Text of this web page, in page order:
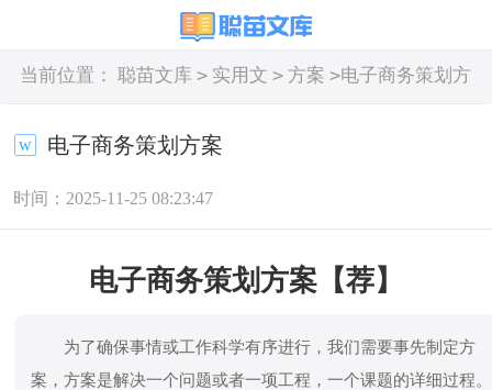
当前位置： 聪苗文库 > 实用文 > 方案 >电子商务策划方
电子商务策划方案
时间：2025-11-25 08:23:47
电子商务策划方案【荐】
为了确保事情或工作科学有序进行，我们需要事先制定方
案，方案是解决一个问题或者一项工程，一个课题的详细过程。